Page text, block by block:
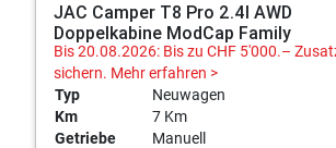
JAC Camper T8 Pro 2.4l AWD
Doppelkabine ModCap Family
Bis 20.08.2026: Bis zu CHF 5'000.–
sichern. Mehr erfahren >
Typ
Neuwagen
Km
7 Km
Getriebe
Manuell